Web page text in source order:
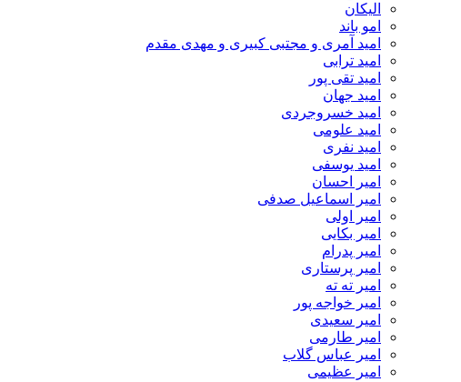
الیکان
امو باند
امید آمری و مجتبی کبیری و مهدى مقدم
امید ترابی
امید تقی پور
امید جهان
امید خسروجردی
امید علومی
امید نفری
امید یوسفی
امیر احسان
امیر اسماعیل صدفی
امیر اولی
امیر بکایی
امیر پدرام
امیر پرستاری
امیر ته ته
امیر خواجه پور
امیر سعیدی
امیر طارمی
امیر عباس گلاب
امیر عظیمی